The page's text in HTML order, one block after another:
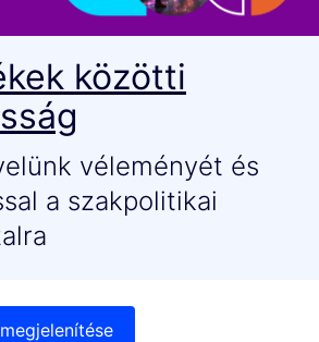
közötti
véleményét és
a szakpolitikai